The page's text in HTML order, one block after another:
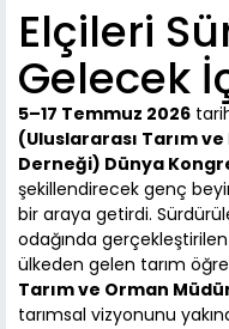
Elçileri
Gelecek
5–17 Temmuz 2026
(Uluslararası Tarım
Derneği) Dünya
şekillendirecek genç
bir araya getirdi.
odağında
ülkeden gelen tarım
Tarım ve Orman
tarımsal vizyonunu